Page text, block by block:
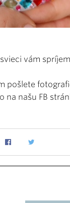
vám
pošlete
na našu FB